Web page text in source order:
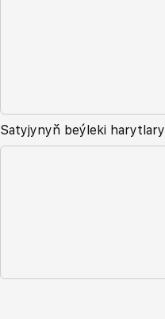
Satyjynyň beýleki harytlary